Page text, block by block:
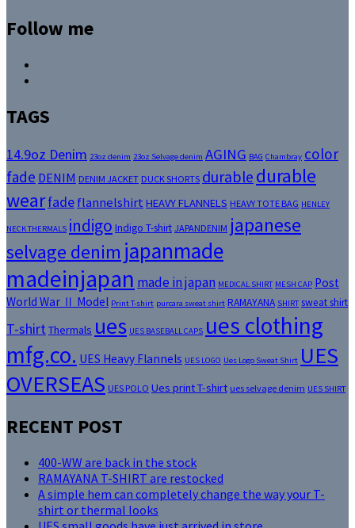
Follow me
TAGS
14.9oz Denim 23oz denim 23oz Selvage denim AGING BAG Chambray color
fade DENIM DENIM JACKET DUCK SHORTS durable durable
wearfadeflannelshirt HEAVY FLANNELS HEAVY TOTE BAG HENLEY
NECK THERMALS indigo Indigo T-shirt JAPANDENIM japanese
selvage denim japanmade
madeinjapan made in japan MEDICAL SHIRT MESH CAP Post
World War Ⅱ Model Print T-shirt purcara sweat shirt RAMAYANA SHIRT sweat shirt
T-shirt Thermals ues UES BASEBALL CAPS ues clothing
mfg.co. UES Heavy Flannels UES LOGO Ues Logo Sweat Shirt UES
OVERSEAS UES POLO Ues print T-shirt ues selvage denim UES SHIRT
RECENT POST
400-WW are back in the stock
RAMAYANA T-SHIRT are restocked
A simple hem can completely change the way your T-
shirt or thermal looks